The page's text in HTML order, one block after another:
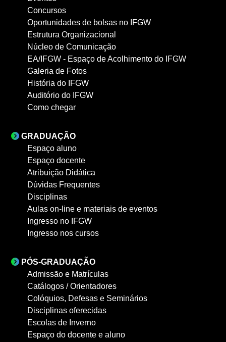
Concursos
Oportunidades de bolsas no IFGW
Estrutura Organizacional
Núcleo de Comunicação
EA/IFGW - Espaço de Acolhimento do IFGW
Galeria de Fotos
História do IFGW
Auditório do IFGW
Como chegar
GRADUAÇÃO
Espaço aluno
Espaço docente
Atribuição Didática
Dúvidas Frequentes
Disciplinas
Aulas on-line e materiais de eventos
Ingresso no IFGW
Ingresso nos cursos
PÓS-GRADUAÇÃO
Admissão e Matrículas
Catálogos / Orientadores
Colóquios, Defesas e Seminários
Disciplinas oferecidas
Escolas de Inverno
Espaço do docente e aluno